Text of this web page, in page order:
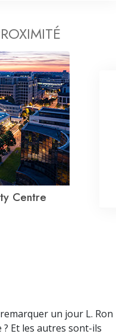
Centre
un jour L. Ron
Et les autres sont-ils